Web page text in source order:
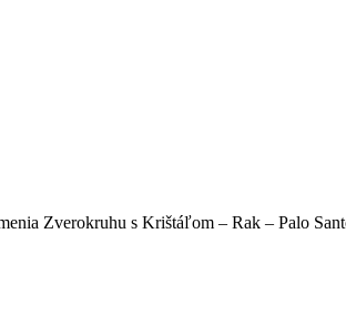
Zverokruhu s Krištáľom – Rak – Palo